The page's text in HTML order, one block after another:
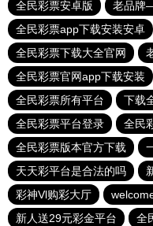
全民彩票安卓版
老品牌
全民彩票app下载安装安卓
全民彩票下载大全官网
全民彩票官网app下载安装
全民彩票所有平台
下载
全民彩票平台登录
全民
全民彩票版本官方下载
天天彩平台是合法的吗
彩神Vl购彩大厅
新人送29元彩金平台
全